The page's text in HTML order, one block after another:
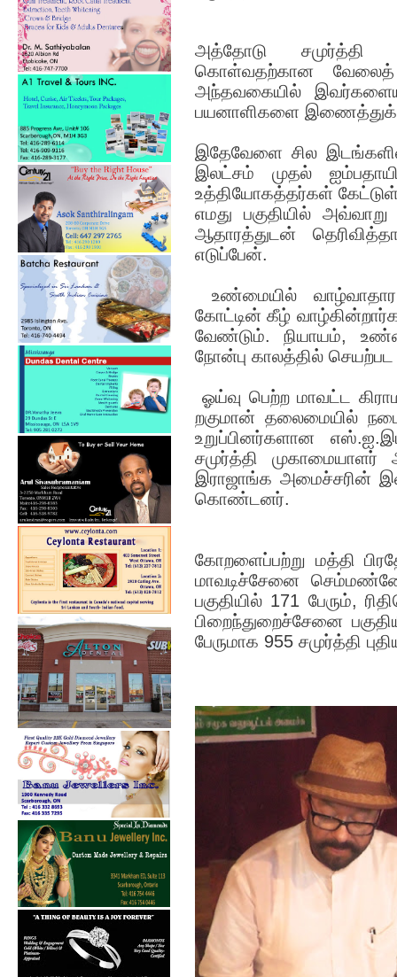
அத்தோடு சமுர்த்தி
கொள்வதற்கான வேலைத்
அந்தவகையில்
பயனாளிகளை இணைத்துக்
இதேவேளை சில
இலட்சம் முதல்
உத்தியோகத்தர்கள்
எமது பகுதியில்
ஆதாரத்துடன்
எடுப்பேன்.
உண்மையில்
கோட்டின் கீழ்
வேண்டும். நியாயம்,
நோன்பு காலத்தில்
ஓய்வு பெற்ற மாவட்ட
றகுமான் தலைமையில்
உறுப்பினர்களான
சமுர்த்தி
இராஜாங்க அமைச்சரின்
கொண்டனர்.
கோறளைப்பற்று மத்தி
மாவடிச்சேனை
பகுதியில் 171 பேரும்,
பிறைந்துறைச்சேனை
பேருமாக 955 சமுர்த்தி